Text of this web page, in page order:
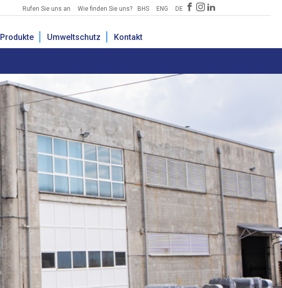
Rufen Sie uns an Wie finden Sie uns? BHS ENG DE
Produkte Umweltschutz Kontakt